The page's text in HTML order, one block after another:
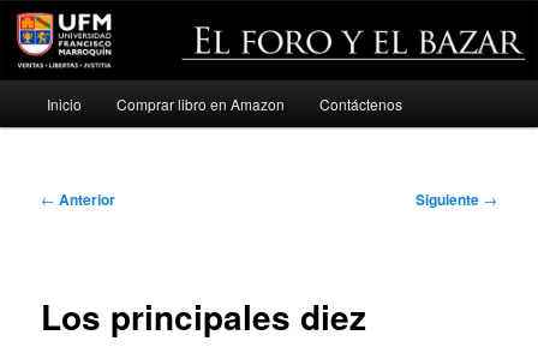
Ir
contenido
Inicio Comprar libro en Amazon Contáctenos
Navegación
← Anterior Siguiente →
Los principales diez